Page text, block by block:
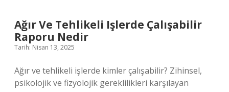
Ağır Ve Tehlikeli Işlerde Çalışabilir
Raporu Nedir
Tarih: Nisan 13, 2025
Ağır ve tehlikeli işlerde kimler çalışabilir? Zihinsel,
psikolojik ve fizyolojik gereklilikleri karşılayan